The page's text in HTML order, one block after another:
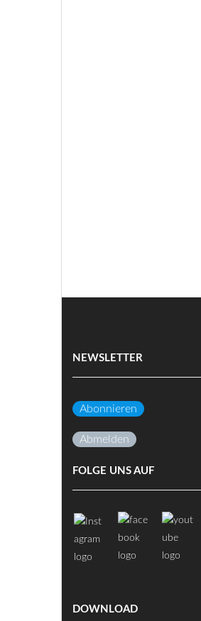
NEWSLETTER
Abonnieren
Abmelden
FOLGE UNS AUF
DOWNLOAD